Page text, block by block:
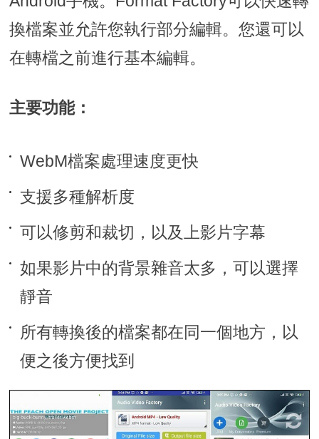
換檔案並允許您執行部分編輯。您還可以
在轉檔之前進行基本編輯。
主要功能：
WebM檔案處理速度更快
支援多種解析度
可以修剪和裁切，以及上影片字幕
如果影片中的背景雜音太多，可以選擇
靜音
所有轉換後的檔案都在同一個地方，以
便之後方便找到